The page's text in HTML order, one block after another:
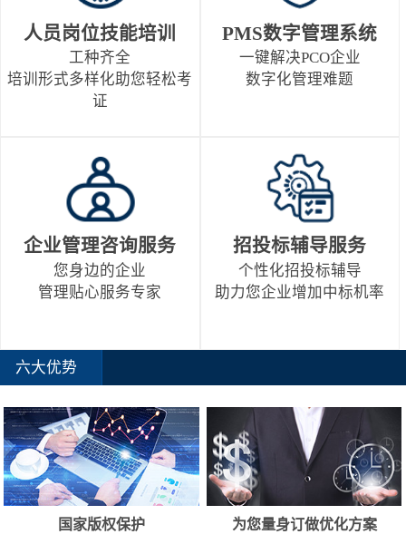
人员岗位技能培训
工种齐全
培训形式多样化助您轻松考
证
PMS数字管理系统
一键解决PCO企业
数字化管理难题
企业管理咨询服务
您身边的企业
管理贴心服务专家
招投标辅导服务
个性化招投标辅导
助力您企业增加中标机率
六大优势
国家版权保护 为您量身订做优化方案